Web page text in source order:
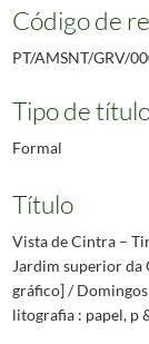
Código de
PT/AMSNT/GRV/
Tipo de
Formal
Título
Vista de Cintra –
Jardim superior da
gráfico] / Domingos
litografia : papel, p